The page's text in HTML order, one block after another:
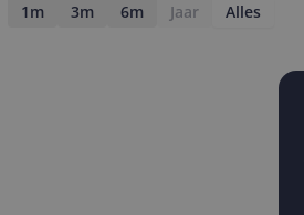
1m 3m 6m Jaar Alles